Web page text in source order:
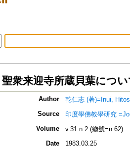
聖衆来迎寺所蔵貝葉につ
Author
乾仁志 (著)=Inui,
Source
印度學佛教學研究
Volume
v.31 n.2 (總號=n.62)
Date
1983.03.25